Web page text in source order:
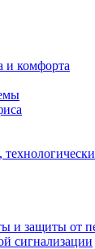
и комфорта
и защиты от
сигнализации